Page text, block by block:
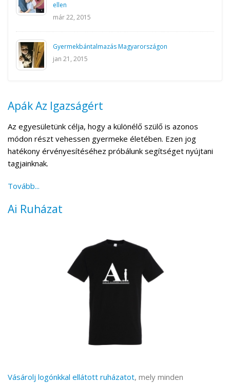
ellen
már 22, 2015
Gyermekbántalmazás Magyarországon
jan 21, 2015
Apák Az Igazságért
Az egyesületünk célja, hogy a különélő szülő is azonos
módon részt vehessen gyermeke életében. Ezen jog
hatékony érvényesítéséhez próbálunk segítséget nyújtani
tagjainknak.
Tovább...
Ai Ruházat
Vásárolj logónkkal ellátott ruházatot, mely minden